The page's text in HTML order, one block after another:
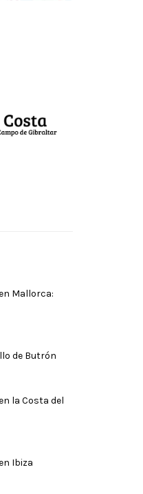
Mallorca:
de Butrón
la Costa del
Ibiza